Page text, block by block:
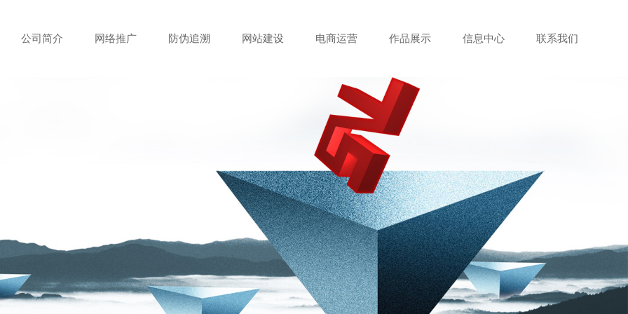
公司简介 网络推广 防伪追溯 网站建设 电商运营 作品展示 信息中心 联系我们